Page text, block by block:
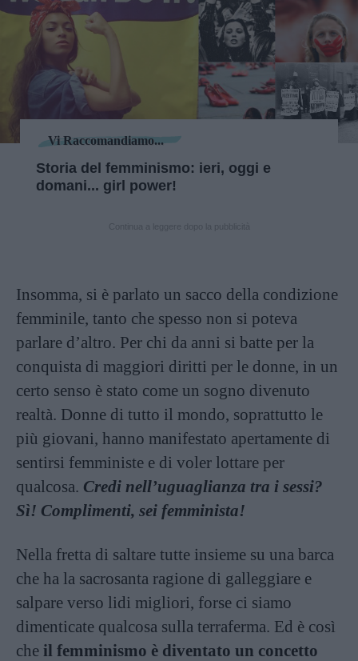
Vi Raccomandiamo...
Storia del femminismo: ieri, oggi e
domani... girl power!
Insomma, si è parlato un sacco della condizione
femminile, tanto che spesso non si poteva
parlare d’altro. Per chi da anni si batte per la
conquista di maggiori diritti per le donne, in un
certo senso è stato come un sogno divenuto
realtà. Donne di tutto il mondo, soprattutto le
più giovani, hanno manifestato apertamente di
sentirsi femministe e di voler lottare per
qualcosa. Credi nell’uguaglianza tra i sessi?
Sì! Complimenti, sei femminista!
Nella fretta di saltare tutte insieme su una barca
che ha la sacrosanta ragione di galleggiare e
salpare verso lidi migliori, forse ci siamo
dimenticate qualcosa sulla terraferma. Ed è così
che il femminismo è diventato un concetto